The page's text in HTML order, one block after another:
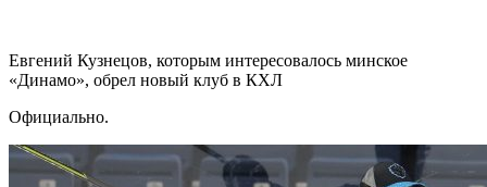
Евгений Кузнецов, которым интересовалось минское
«Динамо», обрел новый клуб в КХЛ
Официально.